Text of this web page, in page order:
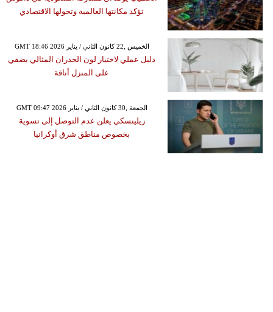
تؤكد مكانتها العالمية وتحولها الاقتصادي
GMT 18:46 2026 الخميس ,22 كانون الثاني / يناير
دليل عملي لاختيار لون الجدران المثالي يضفي
على المنزل أناقة
GMT 09:47 2026 الجمعة ,30 كانون الثاني / يناير
زيلينسكي يعلن عدم التوصل إلى تسوية
بخصوص مناطق شرق أوكرانيا